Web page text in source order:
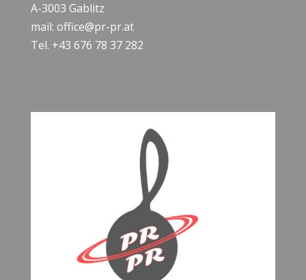
A-3003 Gablitz
mail: office@pr-pr.at
Tel. +43 676 78 37 282